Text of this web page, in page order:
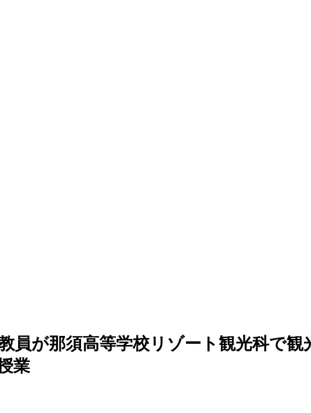
員が那須高等学校リゾート観光科で
業